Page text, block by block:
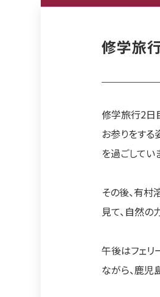
修学旅
修学旅行2日
お参りをする
を過ごしてい
その後、有
見て、自然の
午後はフェリ
ながら、鹿児